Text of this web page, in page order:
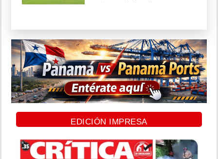
EDICIÓN IMPRESA